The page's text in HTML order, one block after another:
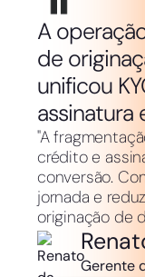
A
de
unificou
assinatura
"A
crédito e
conversão.
jornada e
originação de
Gerente